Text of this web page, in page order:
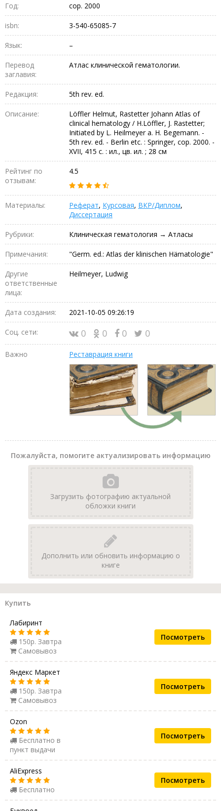
Год: cop. 2000
isbn: 3-540-65085-7
Язык: –
Перевод
заглавия:
Атлас клинической гематологии.
Редакция: 5th rev. ed.
Описание:
Löffler Helmut, Rastetter Johann Atlas of
clinical hematology / H.Löffler, J. Rastetter;
Initiated by L. Heilmeyer a. H. Begemann. -
5th rev. ed. - Berlin etc. : Springer, cop. 2000. -
XVII, 415 c. : ил., цв. ил. ; 28 см
Рейтинг по
отзывам:
4.5
Материалы: Реферат, Курсовая, ВКР/Диплом,
Диссертация
Рубрики: Клиническая гематология → Атласы
Примечания: "Germ. ed.: Atlas der klinischen Hämatologie"
Другие
ответственные
лица:
Heilmeyer, Ludwig
Дата создания: 2021-10-05 09:26:19
Соц. сети: 0 0 0 0
Важно Реставрация книги
Пожалуйста, помогите актуализировать информацию
Загрузить фотографию актуальной
обложки книги
Дополнить или обновить информацию о
книге
Купить
Лабиринт
150р. Завтра
Самовывоз
Посмотреть
Яндекс Маркет
150р. Завтра
Самовывоз
Посмотреть
Ozon
Бесплатно в
пункт выдачи
Посмотреть
AliExpress
Бесплатно
Посмотреть